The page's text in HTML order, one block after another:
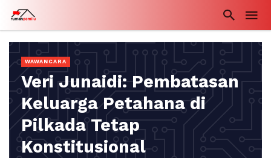
WAWANCARA
Veri Junaidi: Pembatasan
Keluarga Petahana di
Pilkada Tetap
Konstitusional